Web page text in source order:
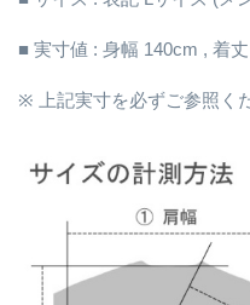
■ 実寸値 : 身幅 140cm , 着
※ 上記実寸を必ずご参照く